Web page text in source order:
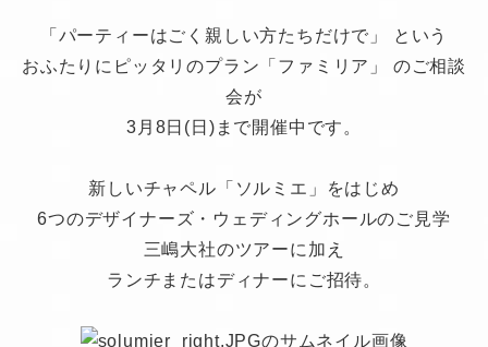
「パーティーはごく親しい方たちだけで」 という
おふたりにピッタリのプラン「ファミリア」 のご相談
会が
3月8日(日)まで開催中です。
新しいチャペル「ソルミエ」をはじめ
6つのデザイナーズ・ウェディングホールのご見学
三嶋大社のツアーに加え
ランチまたはディナーにご招待。